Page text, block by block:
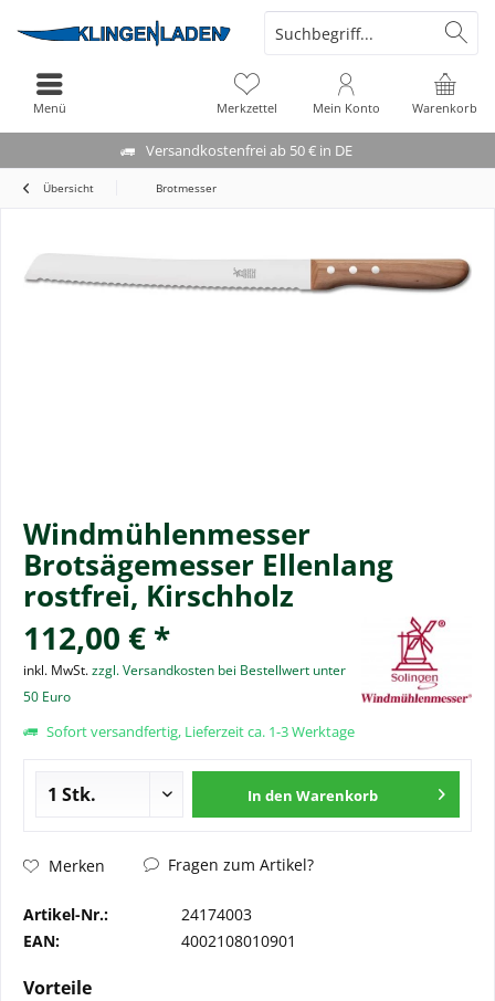
Versandkostenfrei ab 50 € in DE
Warenkorb
Merkzettel Mein Konto
Menü
Übersicht Brotmesser
Windmühlenmesser
Brotsägemesser Ellenlang
rostfrei, Kirschholz
112,00 € *
inkl. MwSt.zzgl. Versandkosten bei Bestellwert unter
50 Euro
Sofort versandfertig, Lieferzeit ca. 1-3 Werktage
In den Warenkorb
Merken Fragen zum Artikel?
Artikel-Nr.:
24174003
EAN:
4002108010901
Vorteile